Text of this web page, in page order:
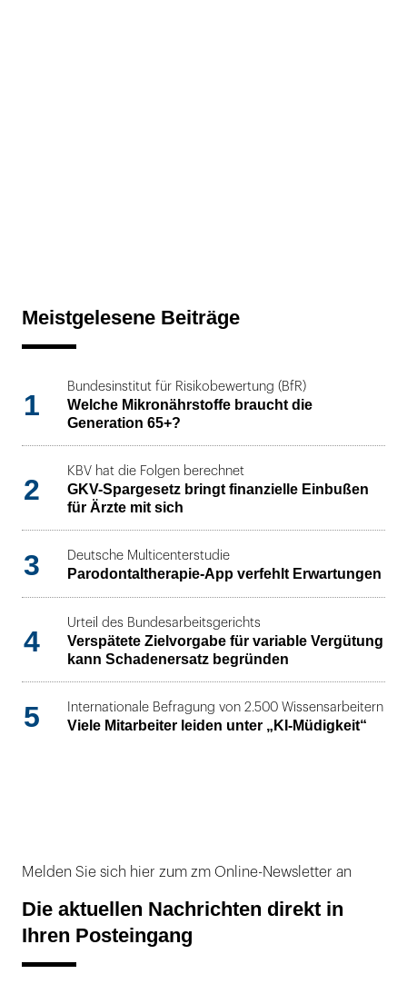
Meistgelesene Beiträge
1
Bundesinstitut für Risikobewertung (BfR)
Welche Mikronährstoffe braucht die
Generation 65+?
2
KBV hat die Folgen berechnet
GKV-Spargesetz bringt finanzielle Einbußen
für Ärzte mit sich
3 Deutsche Multicenterstudie
Parodontaltherapie-App verfehlt Erwartungen
4
Urteil des Bundesarbeitsgerichts
Verspätete Zielvorgabe für variable Vergütung
kann Schadenersatz begründen
5 Internationale Befragung von 2.500 Wissensarbeitern
Viele Mitarbeiter leiden unter „KI-Müdigkeit“
Melden Sie sich hier zum zm Online-Newsletter an
Die aktuellen Nachrichten direkt in
Ihren Posteingang